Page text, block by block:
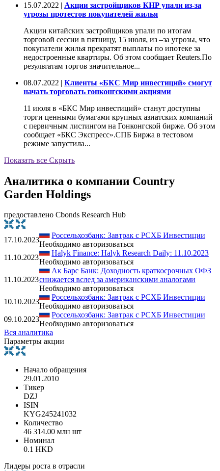
15.07.2022 | Акции застройщиков КНР упали из-за
угрозы протестов покупателей жилья
Акции китайских застройщиков упали по итогам
торговой сессии в пятницу, 15 июля, из –за угрозы, что
покупатели жилья прекратят выплаты по ипотеке за
недостроенные квартиры. Об этом сообщает Reuters.По
результатам торгов значительное...
08.07.2022 | Клиенты «БКС Мир инвестиций» смогут
начать торговать гонконгскими акциями
11 июля в «БКС Мир инвестиций» станут доступны
торги ценными бумагами крупных азиатских компаний
с первичным листингом на Гонконгской бирже. Об этом
сообщает «БКС Экспресс».СПБ Биржа в тестовом
режиме запустила...
Показать все Скрыть
Аналитика о компании Country
Garden Holdings
предоставлено Cbonds Research Hub
17.10.2023
Россельхозбанк: Завтрак с РСХБ Инвестиции
Необходимо авторизоваться
11.10.2023
Halyk Finance: Halyk Research Daily: 11.10.2023
Необходимо авторизоваться
11.10.2023
Ак Барс Банк: Доходность краткосрочных ОФЗ
снижается вслед за американскими аналогами
Необходимо авторизоваться
10.10.2023
Россельхозбанк: Завтрак с РСХБ Инвестиции
Необходимо авторизоваться
09.10.2023
Россельхозбанк: Завтрак с РСХБ Инвестиции
Необходимо авторизоваться
Вся аналитика
Параметры акции
Начало обращения
29.01.2010
Тикер
DZJ
ISIN
KYG245241032
Количество
46 314.00 млн шт
Номинал
0.1 HKD
Лидеры роста в отрасли